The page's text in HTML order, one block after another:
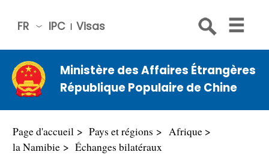
IPC Visas
FR
中文
Engli
sh
Русс
Espa
Ministère des Affaires Étrangères
République Populaire de Chine
Page d'accueil Pays et régions
Afrique
la Namibie
Échanges bilatéraux